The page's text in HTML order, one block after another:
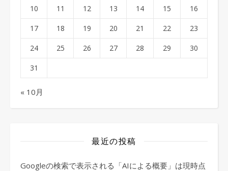
10 11 12 13 14 15 16
17 18 19 20 21 22 23
24 25 26 27 28 29 30
31
« 10月
最近の投稿
Googleの検索で表示される「AIによる概要」は現時点